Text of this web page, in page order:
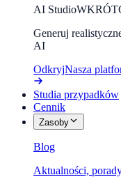
AI Studio
Generuj
AI
OdkryjNasza
Studia przypadków
Cennik
Zasoby
Blog
Aktualności,